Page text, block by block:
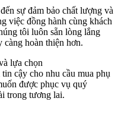
sự đảm bảo chất lượng và
việc đồng hành cùng khách
tôi luôn sẵn lòng lắng
càng hoàn thiện hơn.
lựa chọn
cậy cho nhu cầu mua phụ
được phục vụ quý
trong tương lai.